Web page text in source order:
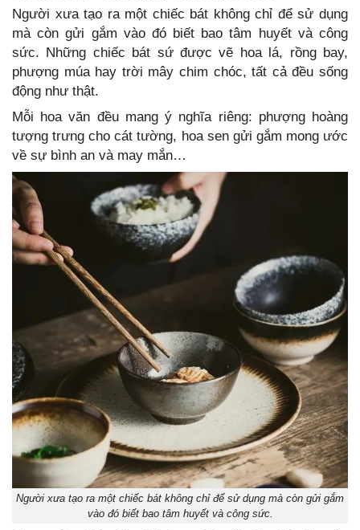
Người xưa tạo ra một chiếc bát không chỉ để sử dụng
mà còn gửi gắm vào đó biết bao tâm huyết và công
sức. Những chiếc bát sứ được vẽ hoa lá, rồng bay,
phượng múa hay trời mây chim chóc, tất cả đều sống
động như thật.
Mỗi hoa văn đều mang ý nghĩa riêng: phượng hoàng
tượng trưng cho cát tường, hoa sen gửi gắm mong ước
về sự bình an và may mắn…
Người xưa tạo ra một chiếc bát không chỉ để sử dụng mà còn gửi gắm
vào đó biết bao tâm huyết và công sức.